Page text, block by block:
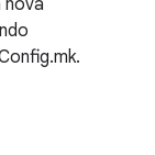
nova